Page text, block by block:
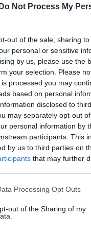
Do Not Process My
out of the sale, sharing
personal or sensitive
by us, please use the
your selection. Please
processed you may
based on personal
disclosed to
may separately opt-out
personal information by
participants. This
by us to third parties on
that may further
this website/app uses one
visit or usage behaviour.
to Google and its
below specified purposes
Processing Opt Outs
out of the Sharing of my